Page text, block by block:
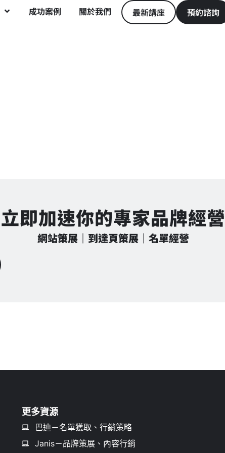
成功案例 關於我們 最新講座 預約諮詢
立即加速你的專家品牌經營
網站策展｜到達頁策展｜名單經營
更多資源
巴迪－名單獲取、行銷策略
Janis－品牌策展、內容行銷